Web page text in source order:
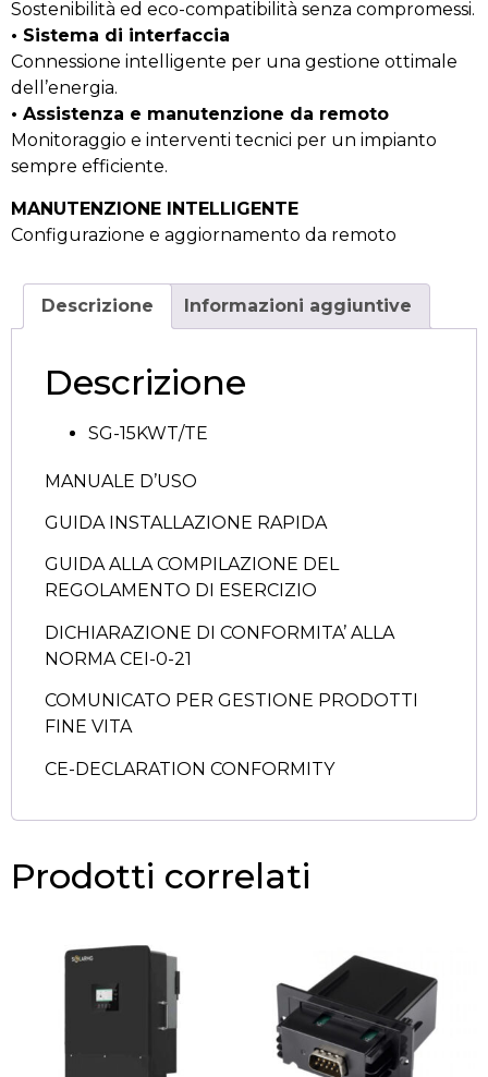
Sostenibilità ed eco-compatibilità senza compromessi.
• Sistema di interfaccia
Connessione intelligente per una gestione ottimale
dell’energia.
• Assistenza e manutenzione da remoto
Monitoraggio e interventi tecnici per un impianto
sempre efficiente.
MANUTENZIONE INTELLIGENTE
Configurazione e aggiornamento da remoto
Descrizione Informazioni aggiuntive
Descrizione
SG-15KWT/TE
MANUALE D’USO
GUIDA INSTALLAZIONE RAPIDA
GUIDA ALLA COMPILAZIONE DEL
REGOLAMENTO DI ESERCIZIO
DICHIARAZIONE DI CONFORMITA’ ALLA
NORMA CEI-0-21
COMUNICATO PER GESTIONE PRODOTTI
FINE VITA
CE-DECLARATION CONFORMITY
Prodotti correlati